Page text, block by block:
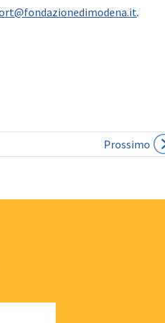
.
Prossimo